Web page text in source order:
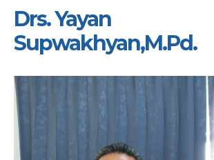
Drs. Yayan
Supwakhyan,M.Pd.